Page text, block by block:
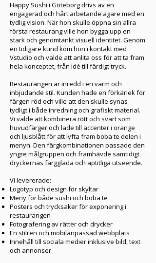
Happy Sushi i Göteborg drivs av en
engagerad och hårt arbetande ägare med en
tydlig vision. När hon skulle öppna sin allra
första restaurang ville hon bygga upp en
stark och genomtänkt visuell identitet. Genom
en tidigare kund kom hon i kontakt med
Vstudio och valde att anlita oss för att ta fram
hela konceptet, från idé till färdigt tryck.
Restaurangen är inredd i en varm och
inbjudande stil. Kunden hade en förkärlek för
färgen röd och ville att den skulle synas
tydligt i både inredning och grafiskt material.
Vi valde att kombinera rött och svart som
huvudfärger och lade till accenter i orange
och ljusblått för att lyfta fram boba te delen i
menyn. Den färgkombinationen passade den
yngre målgruppen och framhävde samtidigt
dryckernas färgglada och aptitliga utseende.
Vi levererade:
Logotyp och design för skyltar
Meny för både sushi och boba te
Posters och trycksaker för exponering i
restaurangen
Fotografering av rätter och drycker
En stilren och mobilanpassad webbplats
Innehåll till sociala medier inklusive bild, text
och annonser